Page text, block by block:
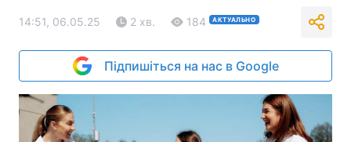
14:51, 06.05.25 2 хв. 184 АКТУАЛЬНО
Підпишіться на нас в Google